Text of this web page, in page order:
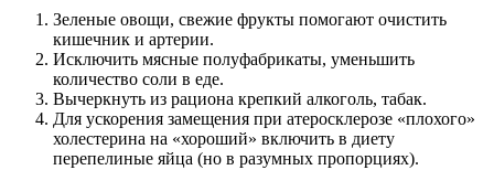
Зеленые овощи, свежие фрукты помогают очистить
кишечник и артерии.
Исключить мясные полуфабрикаты, уменьшить
количество соли в еде.
Вычеркнуть из рациона крепкий алкоголь, табак.
Для ускорения замещения при атеросклерозе «плохого»
холестерина на «хороший» включить в диету
перепелиные яйца (но в разумных пропорциях).